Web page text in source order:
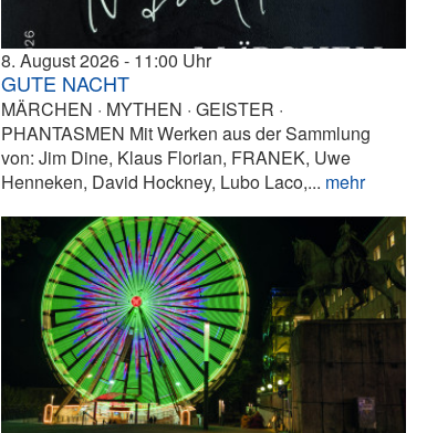
8. August 2026 11:00
GUTE NACHT
MÄRCHEN · MYTHEN · GEISTER ·
PHANTASMEN Mit Werken aus der Sammlung
von: Jim Dine, Klaus Florian, FRANEK, Uwe
Henneken, David Hockney, Lubo Laco,... mehr